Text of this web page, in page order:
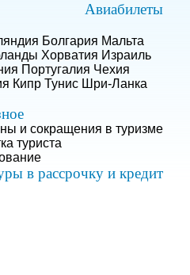
Авиабилеты
Болгария Мальта
Хорватия Израиль
Португалия Чехия
Кипр Тунис Шри-Ланка
и сокращения в туризме
туриста
в рассрочку и кредит